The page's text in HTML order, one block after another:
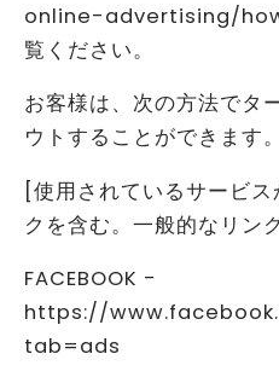
online-advertising/
覧ください。
お客様は、次の方法でタ
ウトすることができます。
[使用されているサービ
クを含む。一般的なリン
FACEBOOK -
https://
tab=ads